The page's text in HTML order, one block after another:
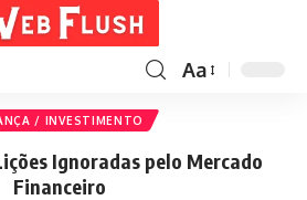
Aa
/ INVESTIMENTO
Ignoradas pelo Mercado
Financeiro